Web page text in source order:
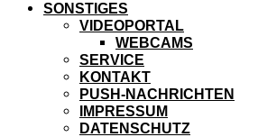
SONSTIGES
VIDEOPORTAL
WEBCAMS
SERVICE
KONTAKT
PUSH-NACHRICHTEN
IMPRESSUM
DATENSCHUTZ